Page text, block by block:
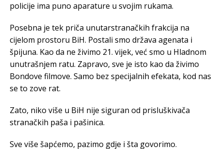
policije ima puno aparature u svojim rukama.
Posebna je tek priča unutarstranačkih frakcija na
cijelom prostoru BiH. Postali smo država agenata i
špijuna. Kao da ne živimo 21. vijek, već smo u Hladnom
unutrašnjem ratu. Zapravo, sve je isto kao da živimo
Bondove filmove. Samo bez specijalnih efekata, kod nas
se to zove rat.
Zato, niko više u BiH nije siguran od prisluškivača
stranačkih paša i pašinica.
Sve više šapćemo, pazimo gdje i šta govorimo.